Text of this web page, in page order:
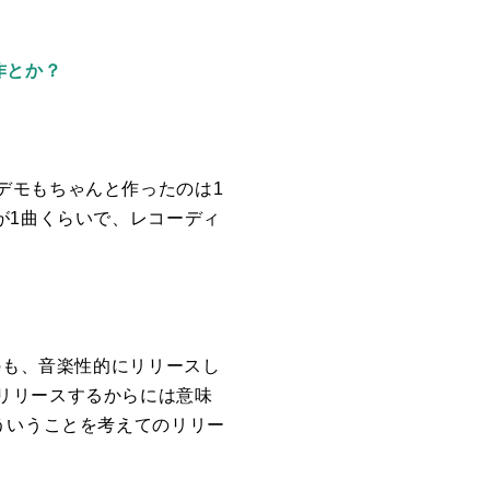
か？
モもちゃんと作ったのは1
1曲くらいで、レコーディ
、音楽性的にリリースし
リースするからには意味
うことを考えてのリリー